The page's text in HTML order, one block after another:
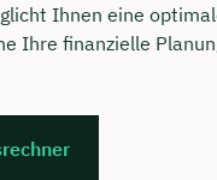
Ihnen eine
Ihre finanzielle